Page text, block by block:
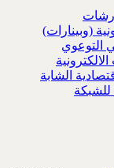
(وبينارات)
التوعوي
الشابة
للشبكة